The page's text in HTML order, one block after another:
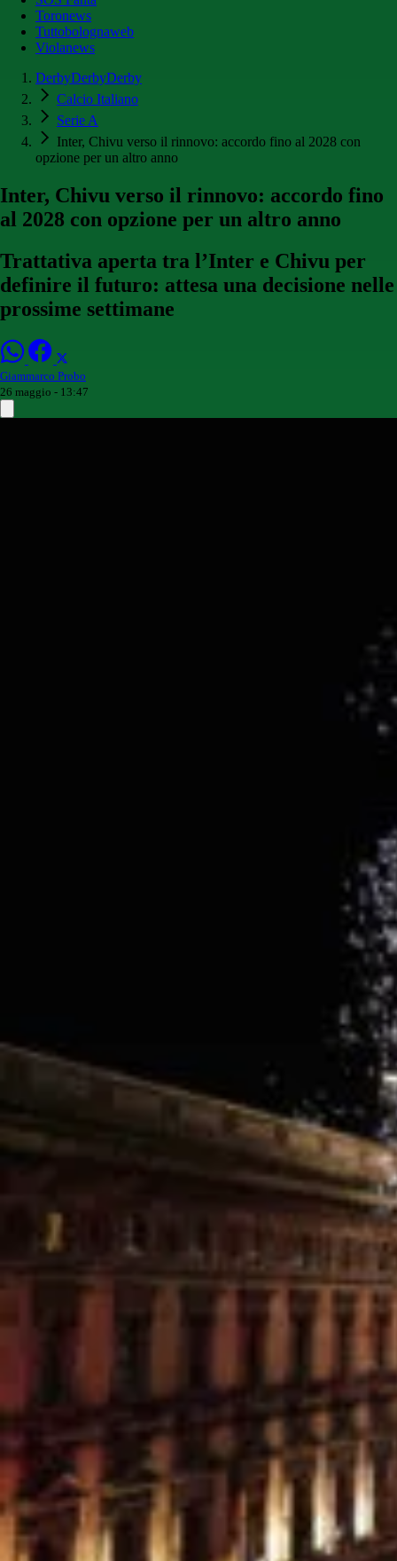
Toronews
Tuttobolognaweb
Violanews
DerbyDerbyDerby
Calcio Italiano
Serie A
Inter, Chivu verso il rinnovo: accordo fino al 2028 con
opzione per un altro anno
Inter, Chivu verso il rinnovo: accordo fino
al 2028 con opzione per un altro anno
Trattativa aperta tra l’Inter e Chivu per
definire il futuro: attesa una decisione nelle
prossime settimane
Giammarco Probo
26 maggio - 13:47